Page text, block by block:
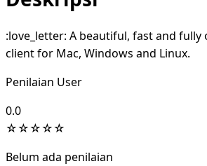
:love_letter: A beautiful, fast and fully
client for Mac, Windows and Linux.
Penilaian User
0.0
☆☆☆☆☆
Belum ada penilaian